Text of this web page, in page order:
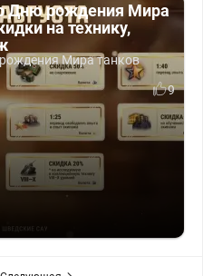
Дню рождения Мира
на технику,
Мира танков
9